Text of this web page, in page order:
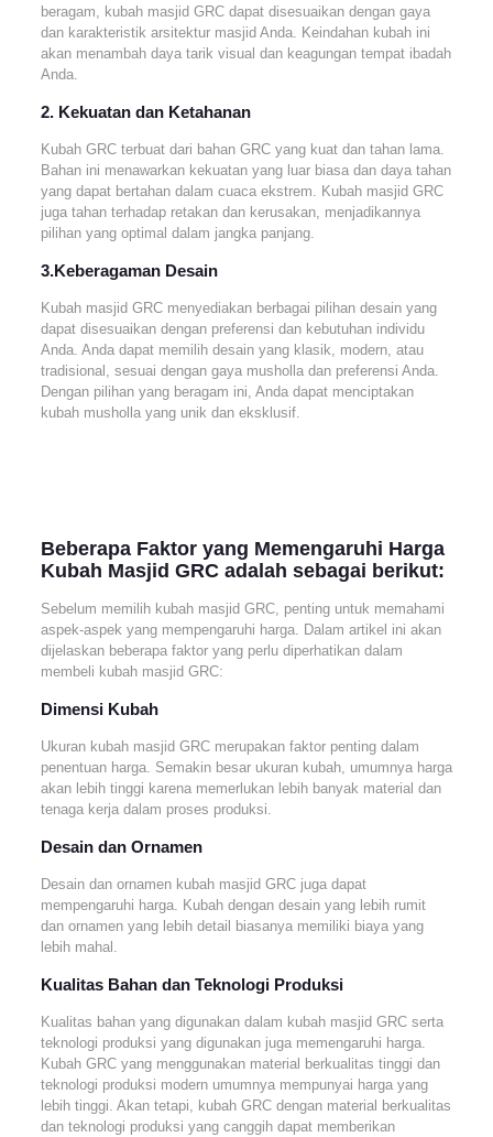
beragam, kubah masjid GRC dapat disesuaikan dengan gaya
dan karakteristik arsitektur masjid Anda. Keindahan kubah ini
akan menambah daya tarik visual dan keagungan tempat ibadah
Anda.
2. Kekuatan dan Ketahanan
Kubah GRC terbuat dari bahan GRC yang kuat dan tahan lama.
Bahan ini menawarkan kekuatan yang luar biasa dan daya tahan
yang dapat bertahan dalam cuaca ekstrem. Kubah masjid GRC
juga tahan terhadap retakan dan kerusakan, menjadikannya
pilihan yang optimal dalam jangka panjang.
3.Keberagaman Desain
Kubah masjid GRC menyediakan berbagai pilihan desain yang
dapat disesuaikan dengan preferensi dan kebutuhan individu
Anda. Anda dapat memilih desain yang klasik, modern, atau
tradisional, sesuai dengan gaya musholla dan preferensi Anda.
Dengan pilihan yang beragam ini, Anda dapat menciptakan
kubah musholla yang unik dan eksklusif.
Beberapa Faktor yang Memengaruhi Harga
Kubah Masjid GRC adalah sebagai berikut:
Sebelum memilih kubah masjid GRC, penting untuk memahami
aspek-aspek yang mempengaruhi harga. Dalam artikel ini akan
dijelaskan beberapa faktor yang perlu diperhatikan dalam
membeli kubah masjid GRC:
Dimensi Kubah
Ukuran kubah masjid GRC merupakan faktor penting dalam
penentuan harga. Semakin besar ukuran kubah, umumnya harga
akan lebih tinggi karena memerlukan lebih banyak material dan
tenaga kerja dalam proses produksi.
Desain dan Ornamen
Desain dan ornamen kubah masjid GRC juga dapat
mempengaruhi harga. Kubah dengan desain yang lebih rumit
dan ornamen yang lebih detail biasanya memiliki biaya yang
lebih mahal.
Kualitas Bahan dan Teknologi Produksi
Kualitas bahan yang digunakan dalam kubah masjid GRC serta
teknologi produksi yang digunakan juga memengaruhi harga.
Kubah GRC yang menggunakan material berkualitas tinggi dan
teknologi produksi modern umumnya mempunyai harga yang
lebih tinggi. Akan tetapi, kubah GRC dengan material berkualitas
dan teknologi produksi yang canggih dapat memberikan